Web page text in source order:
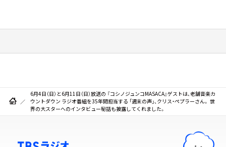
6月4日（日）と6月11日（日）放送の 『コシノジュンコMASACA』ゲストは､老舗音楽カ
ウントダウン ラジオ番組を35年間担当する 「週末の声」、クリス・ペプラーさん。 世
界の大スターへのインタビュー秘話も披露してくれました。